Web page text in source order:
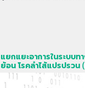
แยกแยะอาการในระบบ
ย้อน โรคลำไส้แปรปรวน